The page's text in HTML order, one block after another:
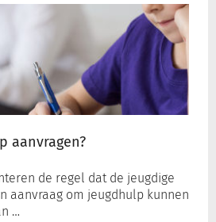
aanvragen?
de regel dat de jeugdige
aanvraag om jeugdhulp kunnen
…